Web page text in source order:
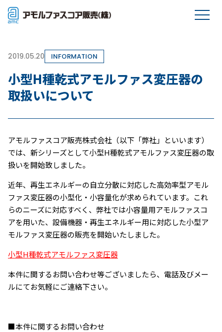
2019.05.20 INFORMATION
小型H種乾式アモルファス変圧器の
取扱いについて
アモルファスコア販売株式会社（以下「弊社」といいます）
では、新シリーズとして小型H種乾式アモルファス変圧器の取
扱いを開始致しました。
近年、再生エネルギーの自立分散に対応した高効率型アモル
ファス変圧器の小型化・小容量化が求められています。これ
らのニーズに対応すべく、弊社では小容量用アモルファスコ
アを用いた、設備機器・再生エネルギー用に対応した小型ア
モルファス変圧器の販売を開始いたしました。
小型H種乾式アモルファス変圧器
本件に関するお問い合わせ等ございましたら、電話及びメー
ルにてお気軽にご連絡下さい。
■本件に関するお問い合わせ